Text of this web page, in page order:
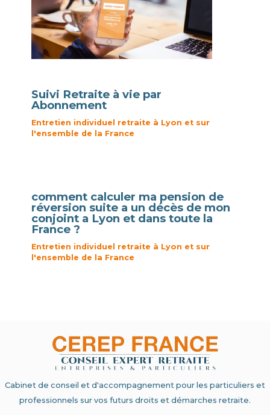
Suivi Retraite à vie par
Abonnement
Entretien individuel retraite à Lyon et sur
l'ensemble de la France
comment calculer ma pension de
réversion suite a un décès de mon
conjoint a Lyon et dans toute la
France ?
Entretien individuel retraite à Lyon et sur
l'ensemble de la France
Cabinet de conseil et d'accompagnement pour les particuliers et
professionnels sur vos futurs droits et démarches retraite.